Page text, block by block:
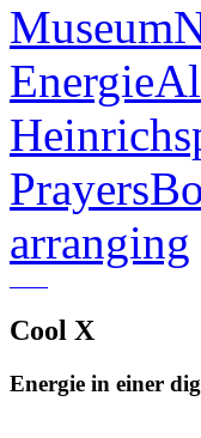
Museum
Energie
Prayers
arranging
Cool X
Energie in einer